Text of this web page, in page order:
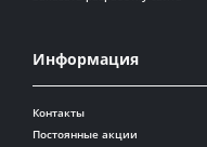
Информация
Контакты
Постоянные акции